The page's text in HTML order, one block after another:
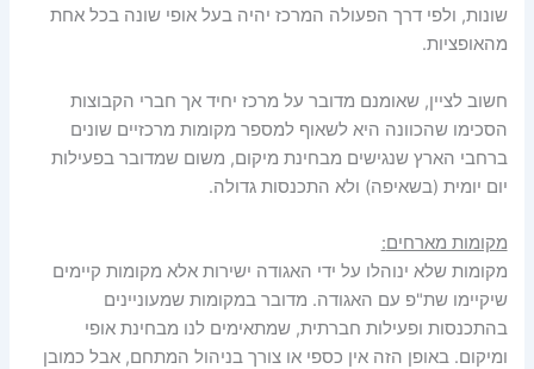
שונות, ולפי דרך הפעולה המרכז יהיה בעל אופי שונה בכל אחת
מהאופציות.
חשוב לציין, שאומנם מדובר על מרכז יחיד אך חברי הקבוצות
הסכימו שהכוונה היא לשאוף למספר מקומות מרכזיים שונים
ברחבי הארץ שנגישים מבחינת מיקום, משום שמדובר בפעילות
יום יומית (בשאיפה) ולא התכנסות גדולה.
מקומות מארחים:
מקומות שלא ינוהלו על ידי האגודה ישירות אלא מקומות קיימים
שיקיימו שת"פ עם האגודה. מדובר במקומות שמעוניינים
בהתכנסות ופעילות חברתית, שמתאימים לנו מבחינת אופי
ומיקום. באופן הזה אין כספי או צורך בניהול המתחם, אבל כמובן